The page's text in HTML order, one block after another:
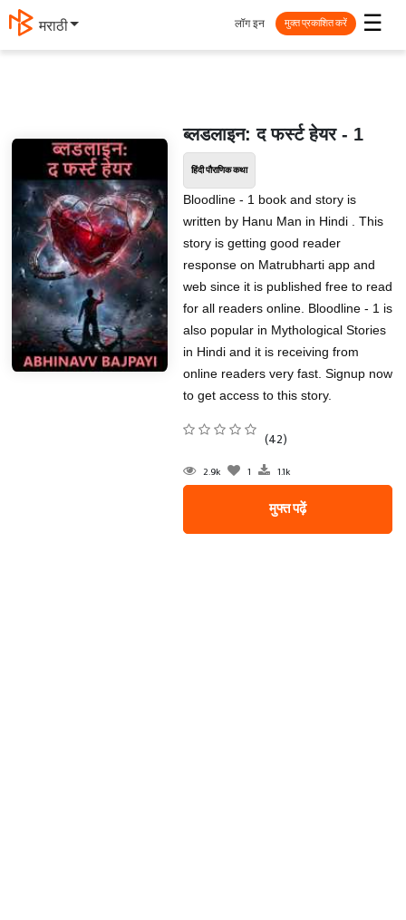
मराठी ☰
लॉग इन मुक्त प्रकाशित करें
ब्लडलाइन: द फर्स्ट हेयर - 1
हिंदी पौराणिक कथा
Bloodline - 1 book and story is
written by Hanu Man in Hindi . This
story is getting good reader
response on Matrubharti app and
web since it is published free to read
for all readers online. Bloodline - 1 is
also popular in Mythological Stories
in Hindi and it is receiving from
online readers very fast. Signup now
to get access to this story.
(42)
2.9k 1 1.1k
मुफ्त पढ़ें